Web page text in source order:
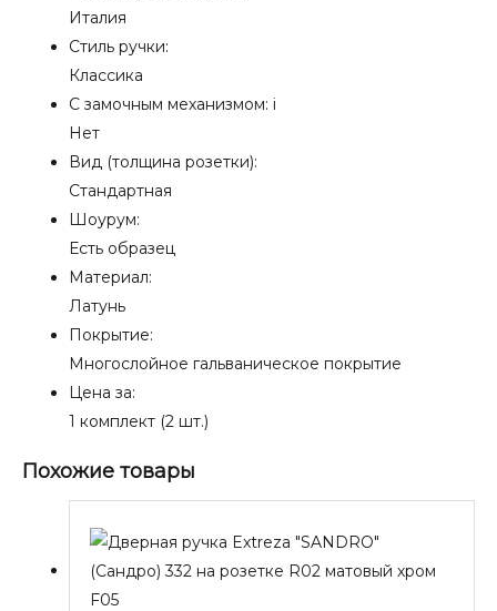
Италия
Стиль ручки:
Классика
С замочным механизмом: i
Нет
Вид (толщина розетки):
Стандартная
Шоурум:
Есть образец
Материал:
Латунь
Покрытие:
Многослойное гальваническое покрытие
Цена за:
1 комплект (2 шт.)
Похожие товары